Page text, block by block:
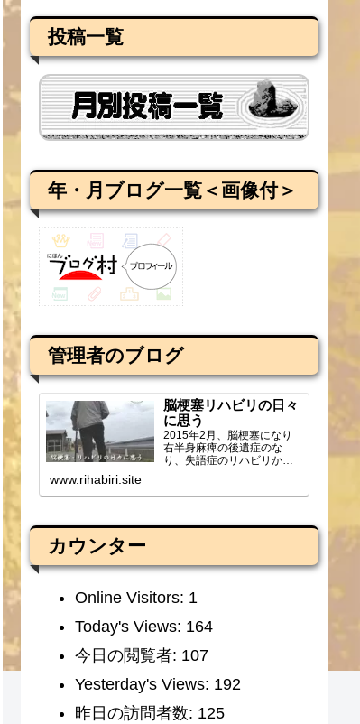
投稿一覧
年・月ブログ一覧＜画像付＞
管理者のブログ
脳梗塞リハビリの日々
に思う
2015年2月、脳梗塞になり
右半身麻痺の後遺症のな
り、失語症のリハビリから
www.rihabiri.site
カウンター
Online Visitors: 1
Today's Views: 164
今日の閲覧者: 107
Yesterday's Views: 192
昨日の訪問者数: 125